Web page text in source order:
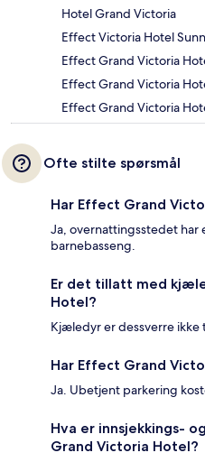
Hotel Grand Victoria
Effect Victoria Hotel
Effect Grand Victoria
Effect Grand Victoria
Effect Grand Victoria
Ofte stilte spørsmål
Har Effect Grand
Ja, overnattingsstedet har
barnebasseng.
Er det tillatt med
Hotel?
Kjæledyr er dessverre ikke
Har Effect Grand
Ja. Ubetjent parkering
Hva er innsjekkings-
Grand Victoria Hotel?